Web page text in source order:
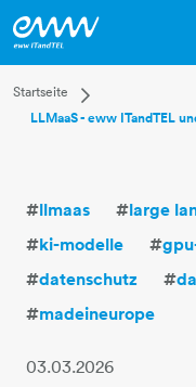
Startseite
Dropdown
Privatkunden
LLMaaS - eww ITandTEL
#llmaas #large
#ki-modelle #
#datenschutz #
#madeineurope
03.03.2026